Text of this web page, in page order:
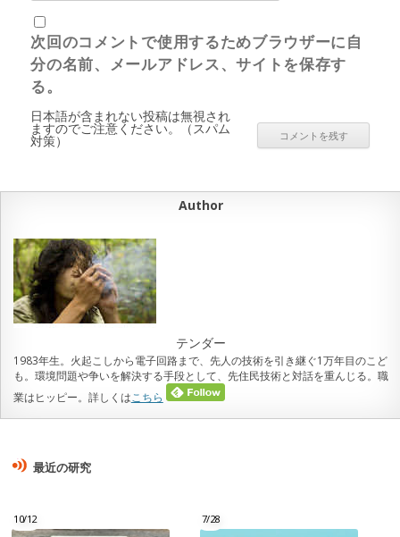
次回のコメントで使用するためブラウザーに自
分の名前、メールアドレス、サイトを保存す
る。
日本語が含まれない投稿は無視され
ますのでご注意ください。（スパム
対策）
Author
テンダー
1983年生。火起こしから電子回路まで、先人の技術を引き継ぐ1万年目のこど
も。環境問題や争いを解決する手段として、先住民技術と対話を重んじる。職
業はヒッピー。詳しくは こちら
最近の研究
10/12 7/28